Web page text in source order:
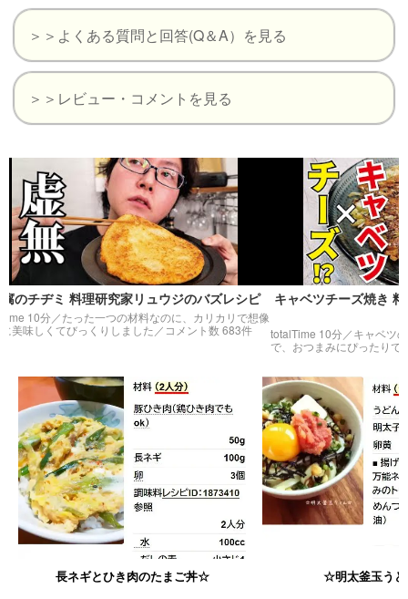
＞＞よくある質問と回答(Q＆A）を見る
＞＞レビュー・コメントを見る
ヂミ 料理研究家リュウジのバズレシピ
分／ たった一つの材料なのに、カリカリで想像
くてびっくりしました ／コメント数 683件
キャベツチーズ焼き 料理研
totalTime 10分／ キャベツの甘み
で、おつまみにぴったりでした ／
長ネギとひき肉のたまご丼☆ ☆明太釜玉う